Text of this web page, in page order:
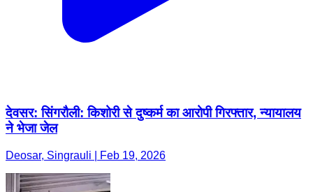
देवसर: सिंगरौली: किशोरी से दुष्कर्म का आरोपी गिरफ्तार, न्यायालय
ने भेजा जेल
Deosar, Singrauli | Feb 19, 2026